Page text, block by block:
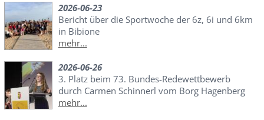
2026-06-23
Bericht über die Sportwoche der 6z, 6i und 6km
in Bibione
mehr...
2026-06-26
3. Platz beim 73. Bundes-Redewettbewerb
durch Carmen Schinnerl vom Borg Hagenberg
mehr...